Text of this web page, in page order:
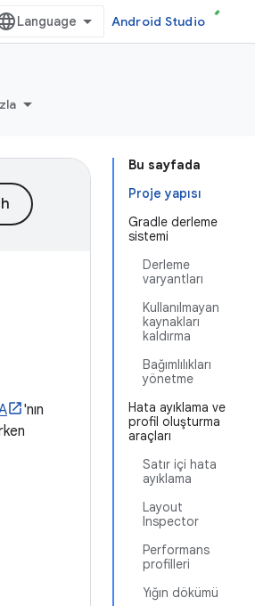
Android Studio
Bu sayfada
Proje yapısı
Gradle derleme
sistemi
Derleme
varyantları
Kullanılmayan
kaynakları
kaldırma
Bağımlılıkları
yönetme
Hata ayıklama ve
profil oluşturma
araçları
Satır içi hata
ayıklama
Layout
Inspector
Performans
profilleri
Yığın dökümü
'nın